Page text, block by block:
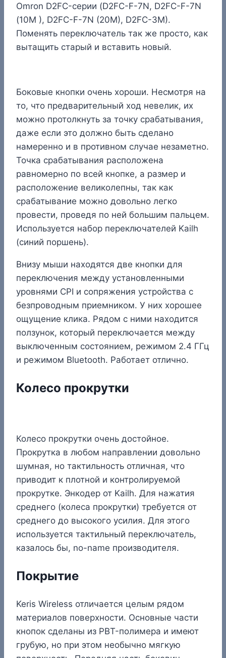
Omron D2FC-серии (D2FC-F-7N, D2FC-F-7N
(10M ), D2FC-F-7N (20M), D2FC-3M).
Поменять переключатель так же просто, как
вытащить старый и вставить новый.
Боковые кнопки очень хороши. Несмотря на
то, что предварительный ход невелик, их
можно протолкнуть за точку срабатывания,
даже если это должно быть сделано
намеренно и в противном случае незаметно.
Точка срабатывания расположена
равномерно по всей кнопке, а размер и
расположение великолепны, так как
срабатывание можно довольно легко
провести, проведя по ней большим пальцем.
Используется набор переключателей Kailh
(синий поршень).
Внизу мыши находятся две кнопки для
переключения между установленными
уровнями CPI и сопряжения устройства с
безпроводным приемником. У них хорошее
ощущение клика. Рядом с ними находится
ползунок, который переключается между
выключенным состоянием, режимом 2.4 ГГц
и режимом Bluetooth. Работает отлично.
Колесо прокрутки
Колесо прокрутки очень достойное.
Прокрутка в любом направлении довольно
шумная, но тактильность отличная, что
приводит к плотной и контролируемой
прокрутке. Энкодер от Kailh. Для нажатия
среднего (колеса прокрутки) требуется от
среднего до высокого усилия. Для этого
используется тактильный переключатель,
казалось бы, no-name производителя.
Покрытие
Keris Wireless отличается целым рядом
материалов поверхности. Основные части
кнопок сделаны из PBT-полимера и имеют
грубую, но при этом необычно мягкую